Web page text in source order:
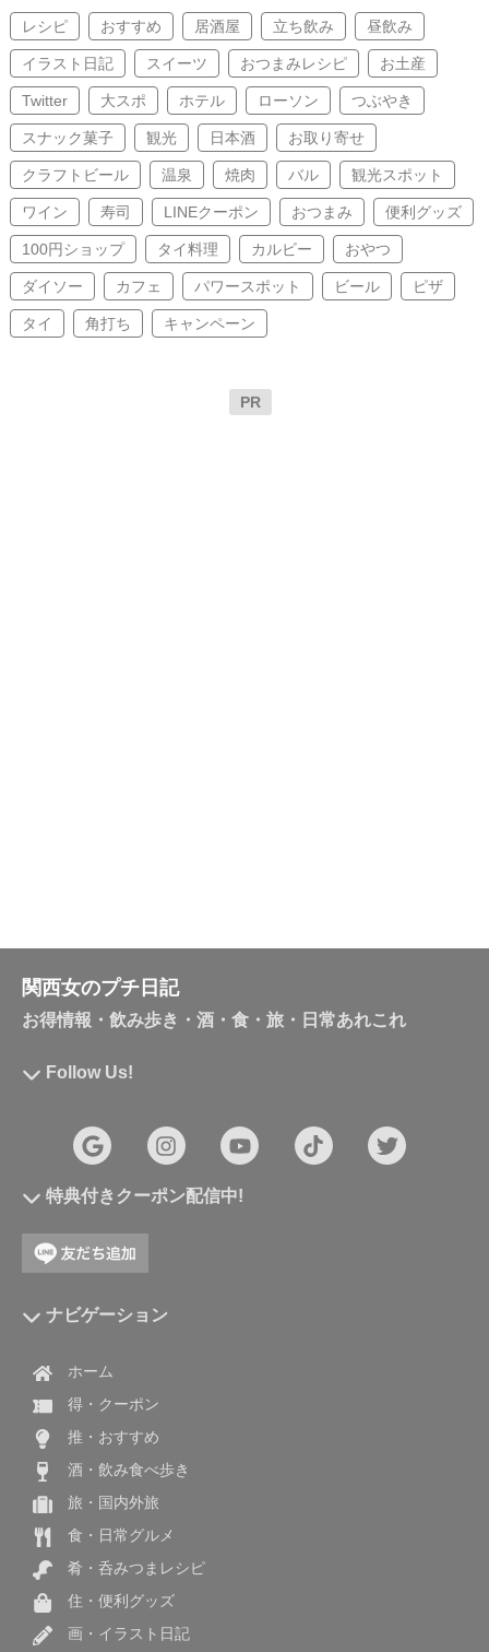
レシピ おすすめ 居酒屋 立ち飲み 昼飲み
イラスト日記 スイーツ おつまみレシピ お土産
Twitter 大スポ ホテル ローソン つぶやき
スナック菓子 観光 日本酒 お取り寄せ
クラフトビール 温泉 焼肉 バル 観光スポット
ワイン 寿司 LINEクーポン おつまみ 便利グッズ
100円ショップ タイ料理 カルビー おやつ
ダイソー カフェ パワースポット ビール ピザ
タイ 角打ち キャンペーン
PR
関西女のプチ日記
お得情報・飲み歩き・酒・食・旅・日常あれこれ
Follow Us!
特典付きクーポン配信中!
ナビゲーション
ホーム
得・クーポン
推・おすすめ
酒・飲み食べ歩き
旅・国内外旅
食・日常グルメ
肴・呑みつまレシピ
住・便利グッズ
画・イラスト日記